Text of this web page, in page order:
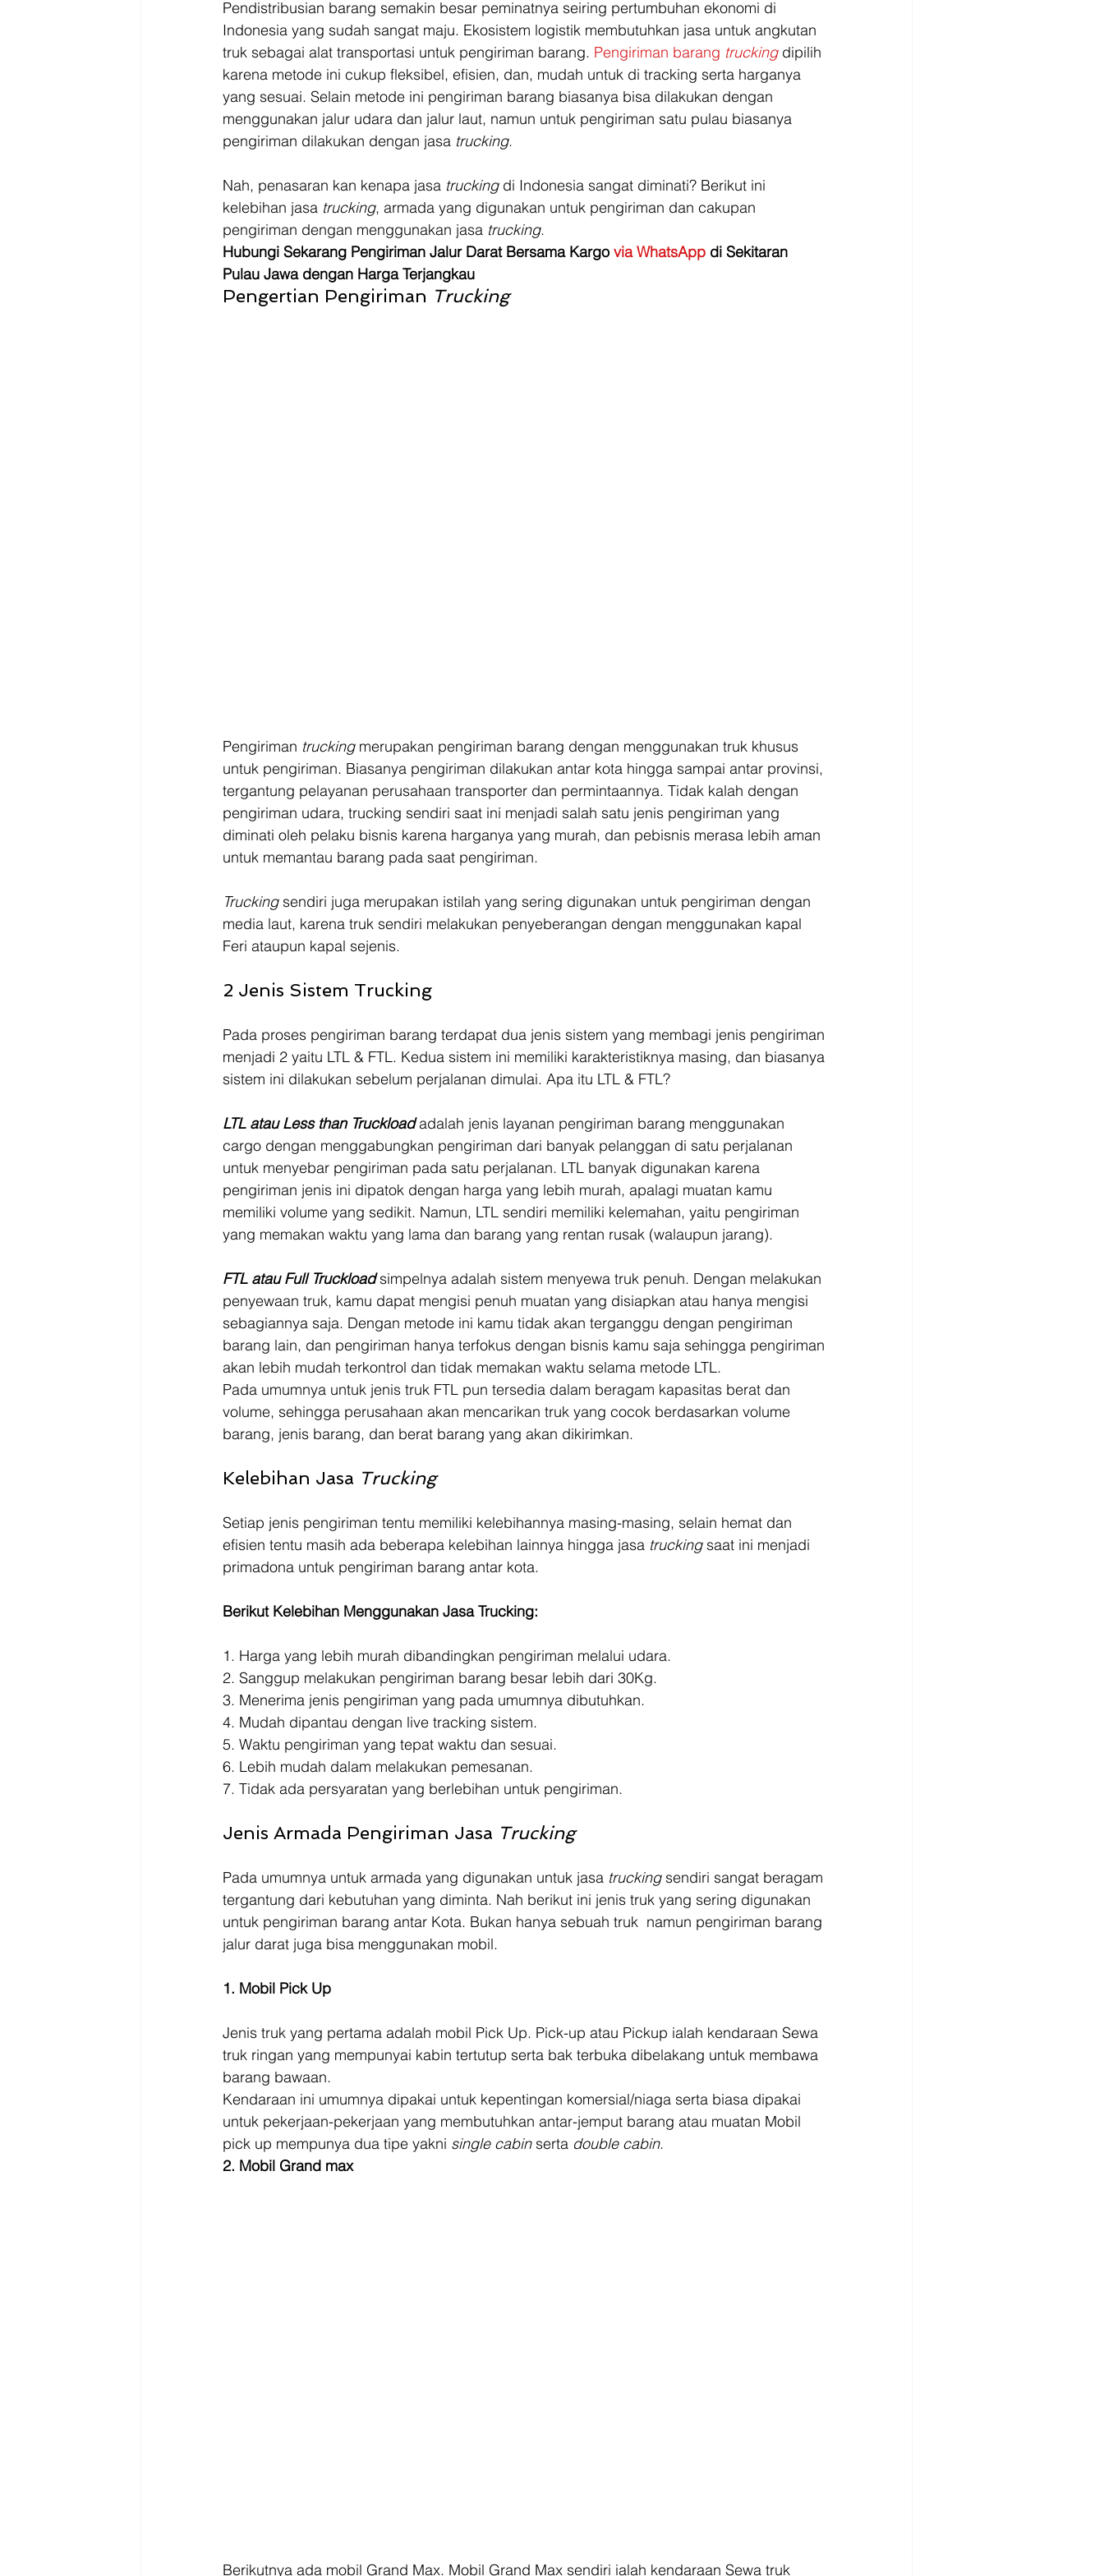
Pendistribusian barang semakin besar peminatnya seiring pertumbuhan ekonomi di
Indonesia yang sudah sangat maju. Ekosistem logistik membutuhkan jasa untuk angkutan
truk sebagai alat transportasi untuk pengiriman barang. Pengiriman barang trucking dipilih
karena metode ini cukup fleksibel, efisien, dan, mudah untuk di tracking serta harganya
yang sesuai. Selain metode ini pengiriman barang biasanya bisa dilakukan dengan
menggunakan jalur udara dan jalur laut, namun untuk pengiriman satu pulau biasanya
pengiriman dilakukan dengan jasa trucking.
Nah, penasaran kan kenapa jasa trucking di Indonesia sangat diminati? Berikut ini
kelebihan jasa trucking, armada yang digunakan untuk pengiriman dan cakupan
pengiriman dengan menggunakan jasa trucking.
Hubungi Sekarang Pengiriman Jalur Darat Bersama Kargo via WhatsApp di Sekitaran
Pulau Jawa dengan Harga Terjangkau
Pengertian Pengiriman Trucking
Pengiriman trucking merupakan pengiriman barang dengan menggunakan truk khusus
untuk pengiriman. Biasanya pengiriman dilakukan antar kota hingga sampai antar provinsi,
tergantung pelayanan perusahaan transporter dan permintaannya. Tidak kalah dengan
pengiriman udara, trucking sendiri saat ini menjadi salah satu jenis pengiriman yang
diminati oleh pelaku bisnis karena harganya yang murah, dan pebisnis merasa lebih aman
untuk memantau barang pada saat pengiriman.
Trucking sendiri juga merupakan istilah yang sering digunakan untuk pengiriman dengan
media laut, karena truk sendiri melakukan penyeberangan dengan menggunakan kapal
Feri ataupun kapal sejenis.
2 Jenis Sistem Trucking
Pada proses pengiriman barang terdapat dua jenis sistem yang membagi jenis pengiriman
menjadi 2 yaitu LTL & FTL. Kedua sistem ini memiliki karakteristiknya masing, dan biasanya
sistem ini dilakukan sebelum perjalanan dimulai. Apa itu LTL & FTL?
LTL atau Less than Truckload adalah jenis layanan pengiriman barang menggunakan
cargo dengan menggabungkan pengiriman dari banyak pelanggan di satu perjalanan
untuk menyebar pengiriman pada satu perjalanan. LTL banyak digunakan karena
pengiriman jenis ini dipatok dengan harga yang lebih murah, apalagi muatan kamu
memiliki volume yang sedikit. Namun, LTL sendiri memiliki kelemahan, yaitu pengiriman
yang memakan waktu yang lama dan barang yang rentan rusak (walaupun jarang).
FTL atau Full Truckload simpelnya adalah sistem menyewa truk penuh. Dengan melakukan
penyewaan truk, kamu dapat mengisi penuh muatan yang disiapkan atau hanya mengisi
sebagiannya saja. Dengan metode ini kamu tidak akan terganggu dengan pengiriman
barang lain, dan pengiriman hanya terfokus dengan bisnis kamu saja sehingga pengiriman
akan lebih mudah terkontrol dan tidak memakan waktu selama metode LTL.
Pada umumnya untuk jenis truk FTL pun tersedia dalam beragam kapasitas berat dan
volume, sehingga perusahaan akan mencarikan truk yang cocok berdasarkan volume
barang, jenis barang, dan berat barang yang akan dikirimkan.
Kelebihan Jasa Trucking
Setiap jenis pengiriman tentu memiliki kelebihannya masing-masing, selain hemat dan
efisien tentu masih ada beberapa kelebihan lainnya hingga jasa trucking saat ini menjadi
primadona untuk pengiriman barang antar kota.
Berikut Kelebihan Menggunakan Jasa Trucking:
1. Harga yang lebih murah dibandingkan pengiriman melalui udara.
2. Sanggup melakukan pengiriman barang besar lebih dari 30Kg.
3. Menerima jenis pengiriman yang pada umumnya dibutuhkan.
4. Mudah dipantau dengan live tracking sistem.
5. Waktu pengiriman yang tepat waktu dan sesuai.
6. Lebih mudah dalam melakukan pemesanan.
7. Tidak ada persyaratan yang berlebihan untuk pengiriman.
Jenis Armada Pengiriman Jasa Trucking
Pada umumnya untuk armada yang digunakan untuk jasa trucking sendiri sangat beragam
tergantung dari kebutuhan yang diminta. Nah berikut ini jenis truk yang sering digunakan
untuk pengiriman barang antar Kota. Bukan hanya sebuah truk  namun pengiriman barang
jalur darat juga bisa menggunakan mobil.
1. Mobil Pick Up
Jenis truk yang pertama adalah mobil Pick Up. Pick-up atau Pickup ialah kendaraan Sewa
truk ringan yang mempunyai kabin tertutup serta bak terbuka dibelakang untuk membawa
barang bawaan.
Kendaraan ini umumnya dipakai untuk kepentingan komersial/niaga serta biasa dipakai
untuk pekerjaan-pekerjaan yang membutuhkan antar-jemput barang atau muatan Mobil
pick up mempunya dua tipe yakni single cabin serta double cabin.
2. Mobil Grand max
Berikutnya ada mobil Grand Max. Mobil Grand Max sendiri ialah kendaraan Sewa truk